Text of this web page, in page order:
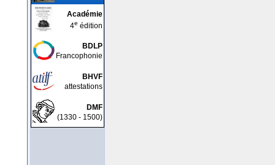
Académie
4e édition
BDLP
Francophonie
BHVF
attestations
DMF
(1330 - 1500)